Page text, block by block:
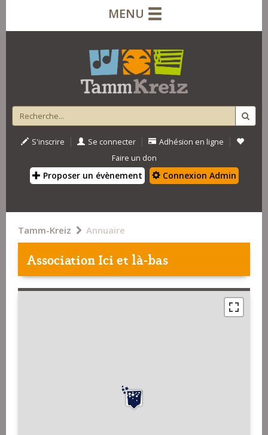
MENU
S'inscrire | Se connecter | Adhésion en ligne |
Faire un don
Proposer un évènement Connexion Admin
Tamm-Kreiz Annuaire
Association Ici et là-bas